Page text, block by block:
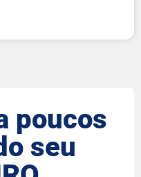
poucos
seu